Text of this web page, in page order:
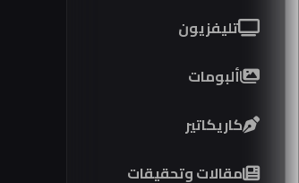
تليفزيون
ألبومات
كاريكاتير
مقالات وتحقيقات